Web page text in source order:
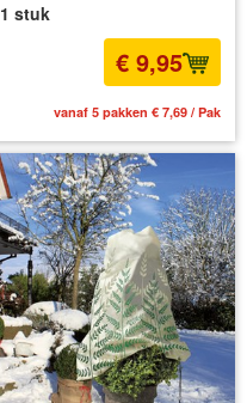
1 stuk
€ 9,95
vanaf 5 pakken € 7,69 / Pak